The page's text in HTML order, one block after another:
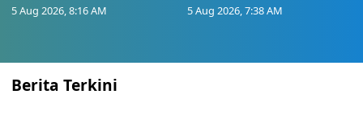
5 Aug 2026, 8:16 AM 5 Aug 2026, 7:38 AM
Berita Terkini